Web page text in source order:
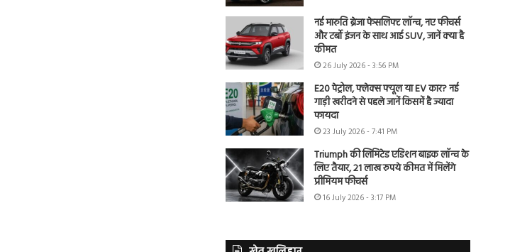
नई मारुति ब्रेजा फेसलिफ्ट लॉन्च, नए फीचर्स
और टर्बो इंजन के साथ आई SUV, जानें क्या है
कीमत
26 July 2026 - 3:56 PM
E20 पेट्रोल, फ्लेक्स फ्यूल या EV कार? नई
गाड़ी खरीदने से पहले जानें किसमें है ज्यादा
फायदा
23 July 2026 - 7:41 PM
Triumph की लिमिटेड एडिशन बाइक लॉन्च के
लिए तैयार, 21 लाख रुपये कीमत में मिलेंगे
प्रीमियम फीचर्स
16 July 2026 - 3:17 PM